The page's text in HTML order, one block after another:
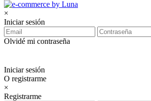
×
Iniciar sesión
Olvidé mi contraseña
Iniciar sesión
O registrarme
×
Registrarme